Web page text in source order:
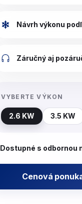
Návrh výkonu
Záručný aj
VYBERTE VÝKON
2.6 KW 3.5 KW
Dostupné s odbornou
Cenová